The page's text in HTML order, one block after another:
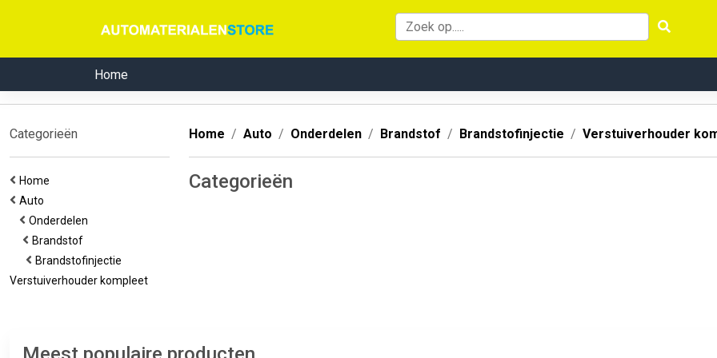
Home
Categorieën
Home
Auto
Onderdelen
Brandstof
Brandstofinjectie
Verstuiverhouder kompleet
Home Auto Onderdelen Brandstof Brandstofinjectie Verstuiverhouder
Categorieën